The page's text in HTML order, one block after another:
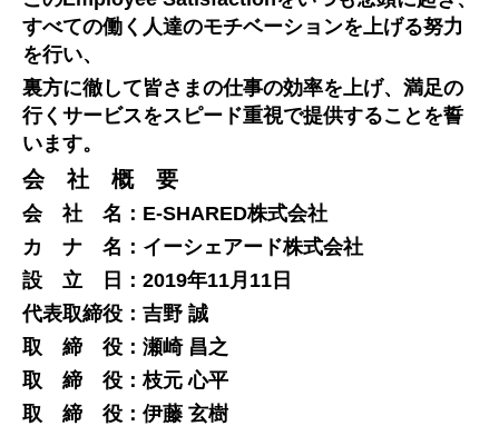
すべての働く人達のモチベーションを上げる努力
を行い、
裏方に徹して皆さまの仕事の効率を上げ、満足の
行くサービスをスピード重視で提供することを誓
います。
会 社 概 要
会 社 名：E-SHARED株式会社
カ ナ 名：イーシェアード株式会社
設 立 日：2019年11月11日
代表取締役：吉野 誠
取 締 役：瀬崎 昌之
取 締 役：枝元 心平
取 締 役：伊藤 玄樹